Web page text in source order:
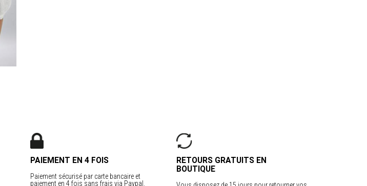
PAIEMENT EN 4 FOIS
Paiement sécurisé par carte bancaire et
paiement en 4 fois sans frais via Paypal.
RETOURS GRATUITS EN
BOUTIQUE